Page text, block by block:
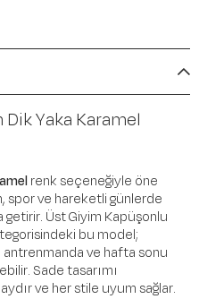
Dik Yaka Karamel
renk seçeneğiyle öne
spor ve hareketli günlerde
getirir. Üst Giyim Kapüşonlu
bu model;
ve hafta sonu
Sade tasarımı
ve her stile uyum sağlar.